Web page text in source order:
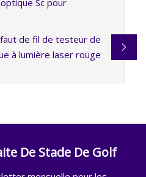
de fil de testeur de
à lumière laser rouge
De Stade De Golf